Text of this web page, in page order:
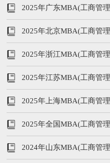
等汇总
2025年广东MBA(工商管
等汇总
2025年北京MBA(工商管
等汇总
2025年浙江MBA(工商管
等汇总
2025年江苏MBA(工商管
等汇总
2025年上海MBA(工商管
等汇总
2025年全国MBA(工商管
等汇总
2024年山东MBA(工商管